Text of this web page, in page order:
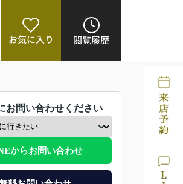
お気に入り 閲覧履歴
お問い合わせください
からお問い合わせ